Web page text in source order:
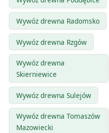
Wywóz drewna Radomsko
Wywóz drewna Rzgów
Wywóz drewna
Skierniewice
Wywóz drewna Sulejów
Wywóz drewna Tomaszów
Mazowiecki